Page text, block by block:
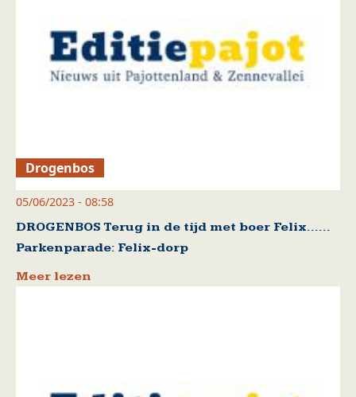
Drogenbos
05/06/2023 - 08:58
DROGENBOS Terug in de tijd met boer Felix……
Parkenparade: Felix-dorp
Meer lezen